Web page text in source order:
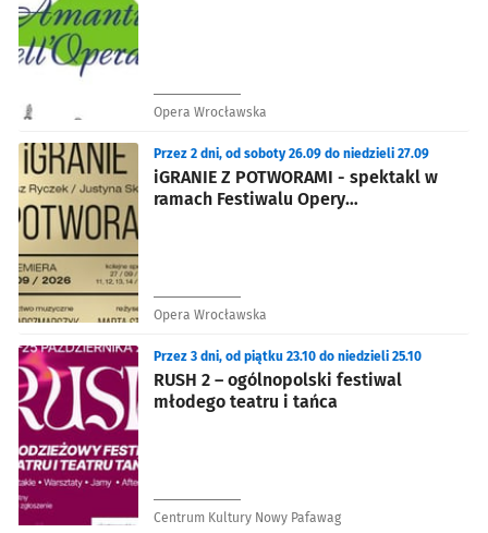
Opera Wrocławska
iGRANIE Z POTWORAMI - spektakl w
ramach Festiwalu Opery
Przez 2 dni, od soboty 26.09 do niedzieli 27.09
Opera Wrocławska
RUSH 2 – ogólnopolski festiwal
młodego teatru i tańca
Przez 3 dni, od piątku 23.10 do niedzieli 25.10
Centrum Kultury Nowy Pafawag